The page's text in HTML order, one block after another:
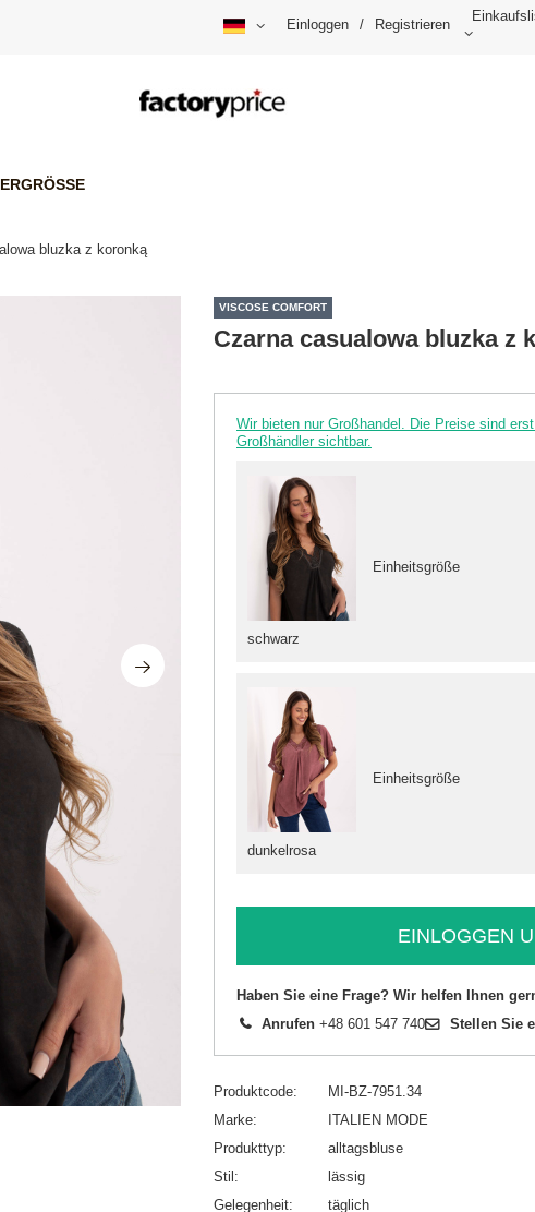
Einloggen / Registrieren
bluzka z koronką
VISCOSE COMFORT
Czarna casualowa bluzka z
Wir bieten nur Großhandel. Die Preise sind
Großhändler sichtbar.
dunkelrosa
Einheitsgröße
schwarz
Einheitsgröße
EINLOGGEN
Haben Sie eine Frage? Wir helfen Ihnen
Anrufen +48 601 547 740 Stellen Sie
Produktcode
MI-BZ-7951.34
Marke
ITALIEN MODE
Produkttyp
alltagsbluse
Stil
lässig
Gelegenheit
täglich